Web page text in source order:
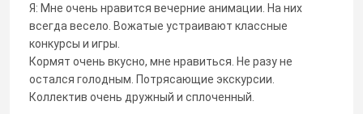
Я: Мне очень нравится вечерние анимации. На них
всегда весело. Вожатые устраивают классные
конкурсы и игры.
Кормят очень вкусно, мне нравиться. Не разу не
остался голодным. Потрясающие экскурсии.
Коллектив очень дружный и сплоченный.